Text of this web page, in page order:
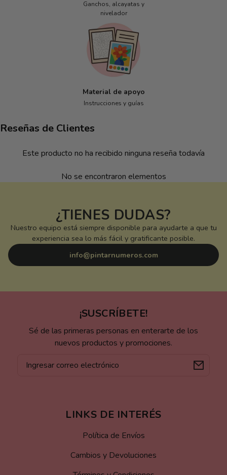
Ganchos, alcayatas y
nivelador
Material de apoyo
Instrucciones y guías
Reseñas de Clientes
Este producto no ha recibido ninguna reseña todavía
No se encontraron elementos
¿TIENES DUDAS?
Nuestro equipo está siempre disponible para ayudarte a que tu
experiencia sea lo más fácil y gratificante posible.
info@pintarnumeros.com
¡SUSCRÍBETE!
Sé de las primeras personas en enterarte de los
nuevos productos y promociones.
electrónico
LINKS DE INTERÉS
Política de Envíos
Cambios y Devoluciones